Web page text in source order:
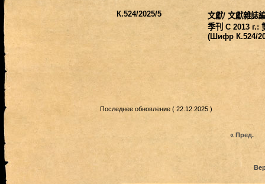
К.524/2025/5 文獻/文獻雜誌
季刊 С 2013 г.:
(Шифр К.524/
Последнее обновление ( 22.12.2025 )
« Пред.